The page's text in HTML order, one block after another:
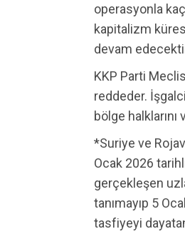
operasyonla
kapitalizm
devam
KKP Parti
reddeder.
bölge
*Suriye ve
Ocak 2026
gerçekleşen
tanımayıp 5
tasfiyeyi